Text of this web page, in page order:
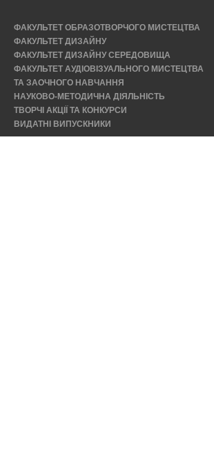
ФАКУЛЬТЕТ ОБРАЗОТВОРЧОГО МИСТЕЦТВА
ФАКУЛЬТЕТ ДИЗАЙНУ
ФАКУЛЬТЕТ ДИЗАЙНУ СЕРЕДОВИЩА
ФАКУЛЬТЕТ АУДІОВІЗУАЛЬНОГО МИСТЕЦТВА
ТА ЗАОЧНОГО НАВЧАННЯ
НАУКОВО-МЕТОДИЧНА ДІЯЛЬНІСТЬ
ТВОРЧІ АКЦІЇ ТА КОНКУРСИ
ВИДАТНІ ВИПУСКНИКИ